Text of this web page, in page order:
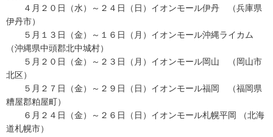
４月２０日（水）～２４日（日）イオンモール伊丹 （兵庫県
伊丹市）
５月１３日（金）～１６日（月）イオンモール沖縄ライカム
（沖縄県中頭郡北中城村）
５月２０日（金）～２３日（月）イオンモール岡山 （岡山市
北区）
５月２７日（金）～２９日（日）イオンモール福岡 （福岡県
糟屋郡粕屋町）
６月２４日（金）～２６日（日）イオンモール札幌平岡 （北海
道札幌市）